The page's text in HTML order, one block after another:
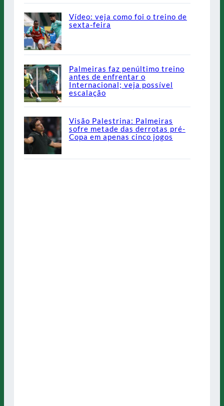
Vídeo: veja como foi o treino de
sexta-feira
Palmeiras faz penúltimo treino
antes de enfrentar o
Internacional; veja possível
escalação
Visão Palestrina: Palmeiras
sofre metade das derrotas pré-
Copa em apenas cinco jogos